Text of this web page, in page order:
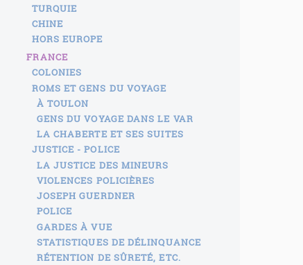
TURQUIE
CHINE
HORS EUROPE
FRANCE
COLONIES
ROMS ET GENS DU VOYAGE
À TOULON
GENS DU VOYAGE DANS LE VAR
LA CHABERTE ET SES SUITES
JUSTICE - POLICE
LA JUSTICE DES MINEURS
VIOLENCES POLICIÈRES
JOSEPH GUERDNER
POLICE
GARDES À VUE
STATISTIQUES DE DÉLINQUANCE
RÉTENTION DE SÛRETÉ, ETC.